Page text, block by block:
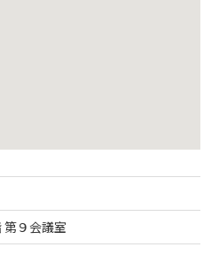
９会議室